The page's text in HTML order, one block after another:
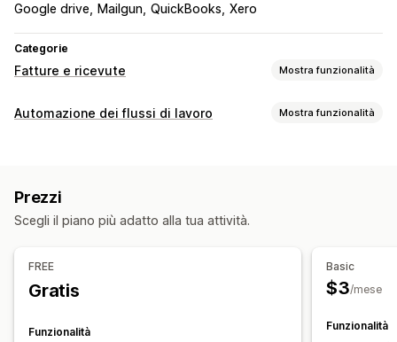
Google drive
Mailgun QuickBooks Xero
Categorie
Fatture e ricevute Mostra funzionalità
Tipi di documento
Resi
Colore e font
Email del mittente
Automazione dei flussi di lavoro Mostra funzionalità
Elaborazione degli ordini
Prezzi
Scegli il piano più adatto alla tua attività.
FREE
Gratis
Funzionalità
Basic
$3/mese
Funzionalità